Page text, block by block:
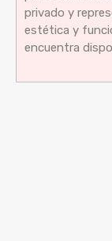
privado y
estética y
encuentra